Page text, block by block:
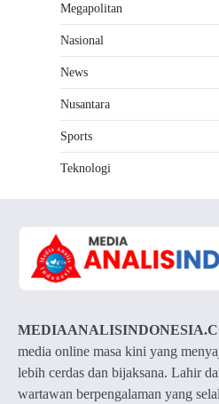
Megapolitan
Nasional
News
Nusantara
Sports
Teknologi
media online masa kini yang
lebih cerdas dan bijaksana. Lahir
wartawan berpengalaman yang